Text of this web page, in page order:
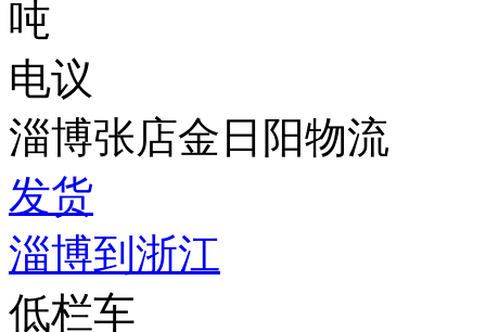
吨
电议
淄博张店金日阳物流
发货
淄博到浙江
低栏车